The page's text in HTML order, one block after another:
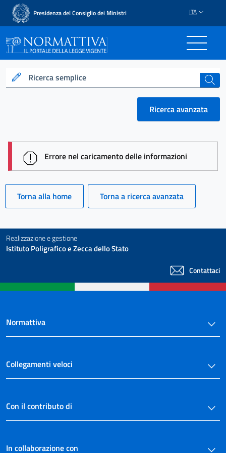
Presidenza del Consiglio dei Ministri ITA
Normattiva - Il portale
Ricerca semplice cerca
Ricerca avanzata
session id: CFFp9wZi0qSZIyw0eld3j6LxRrb7Pi420i-
Errore nel caricamento delle informazioni
Torna alla home Torna a ricerca avanzata
Realizzazione e gestione
Istituto Poligrafico e Zecca dello Stato
Contattaci
Normattiva
Collegamenti veloci
Con il contributo di
In collaborazione con